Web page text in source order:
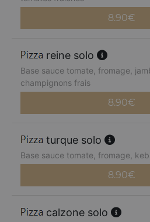
8.90€
reine solo
Base sauce tomate, fromage,
champignons frais
8.90€
turque solo
Base sauce tomate, fromage,
8.90€
calzone solo